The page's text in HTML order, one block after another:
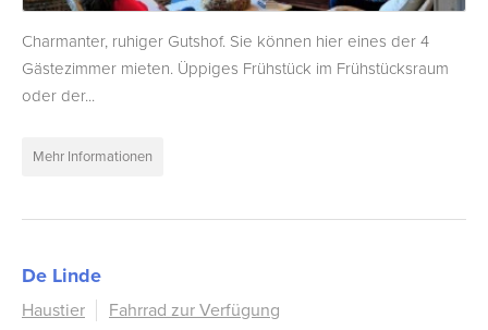
Charmanter, ruhiger Gutshof. Sie können hier eines der 4
Gästezimmer mieten. Üppiges Frühstück im Frühstücksraum
oder der...
Mehr Informationen
De Linde
Haustier Fahrrad zur Verfügung